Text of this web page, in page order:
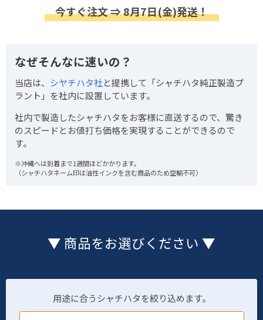
今すぐ注文 ⇒ 8月7日(金)発送！
なぜそんなに速いの？
当店は、 シヤチハタ社と提携して「シャチハタ純正製造プ
ラント」を社内に設置しています。
社内で製造したシャチハタをお客様に直送するので、驚き
のスピードとお値打ち価格を実現することができるので
す。
※沖縄へは到着まで1週間ほどかかります。
（シャチハタネーム印は油性インクを含む商品のため空輸不可）
▼ 商品をお選びください ▼
用途に合うシャチハタを絞り込めます。